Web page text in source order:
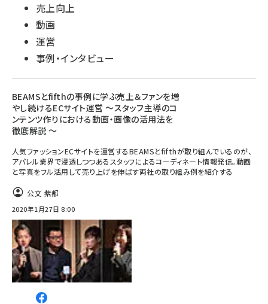
売上向上
動画
運営
事例・インタビュー
BEAMSとfifthの事例に学ぶ売上＆ファンを増
やし続けるECサイト運営 ～スタッフ主導のコ
ンテンツ作りにおける動画・画像の活用法を
徹底解説 ～
人気ファッションECサイトを運営するBEAMSとfifthが取り組んでいるのが、
アパレル業界で浸透しつつあるスタッフによるコーディネート情報発信。動画
と写真をフル活用して売り上げを伸ばす両社の取り組み例を紹介する
公文 紫都
2020年1月27日 8:00